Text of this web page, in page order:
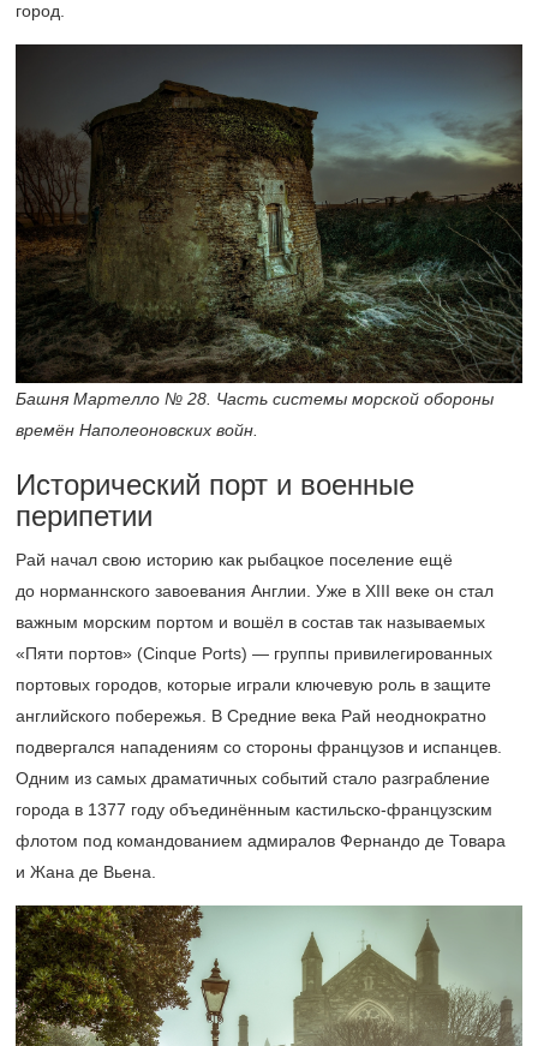
город.
Башня Мартелло № 28. Часть системы морской обороны
времён Наполеоновских войн.
Исторический порт и военные
перипетии
Рай начал свою историю как рыбацкое поселение ещё
до норманнского завоевания Англии. Уже в XIII веке он стал
важным морским портом и вошёл в состав так называемых
«Пяти портов» (Cinque Ports) — группы привилегированных
портовых городов, которые играли ключевую роль в защите
английского побережья. В Средние века Рай неоднократно
подвергался нападениям со стороны французов и испанцев.
Одним из самых драматичных событий стало разграбление
города в 1377 году объединённым кастильско-французским
флотом под командованием адмиралов Фернандо де Товара
и Жана де Вьена.